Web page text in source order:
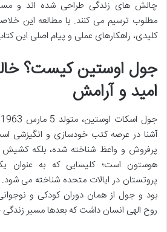
چالش های زندگی طراحی شده اند و
مطلوب ترسیم می کنند. با مطالعه این
کلیدی، راهکارهای عملی و پیام اصلی این
جول اوستین کیست؟
امید و آرامش
آشنا در عرصه کتب خودسازی و انگیزشی
پرفروش و واعظ شناخته شده، بلکه
هوستون است؛ کلیسایی که به عنوان
پروتستان در ایالات متحده شناخته می
بود و جول از همان دوران کودکی و
روح الهی انسان داشت که بعدها مسیر زندگی